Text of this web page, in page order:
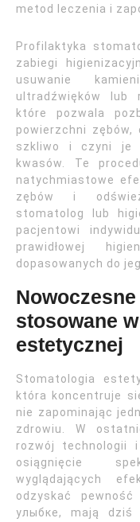
metod leczenia i
Profilaktyka
zabiegi
usuwanie
ultradźwięków lub
które pozwala
powierzchni
szkliwo i czyni je
kwasów. Te
natychmiastowe
zębów i
stomatolog lub
pacjentowi
prawidłowej
dopasowanych do
stosowane
estetycznej
Stomatologia
która koncentruje
nie zapominając
zdrowiu. W
rozwój technologii
osiągnięcie
wyglądających
odzyskać
улыбке, mają dziś